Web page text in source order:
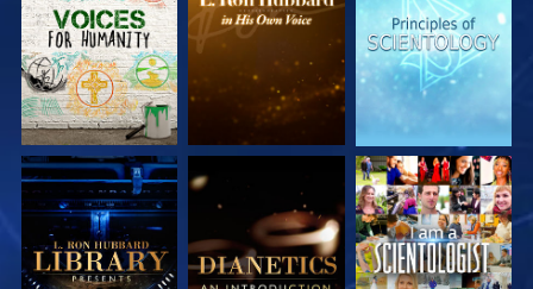
ENTDECKEN
ENTDECKEN
ENTDECKEN
SERIE
ENTDECKEN
ENTDECKEN
ANSEHEN